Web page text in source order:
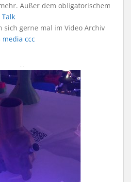
Außer dem obligatorischem
sich gerne mal im Video Archiv
media ccc